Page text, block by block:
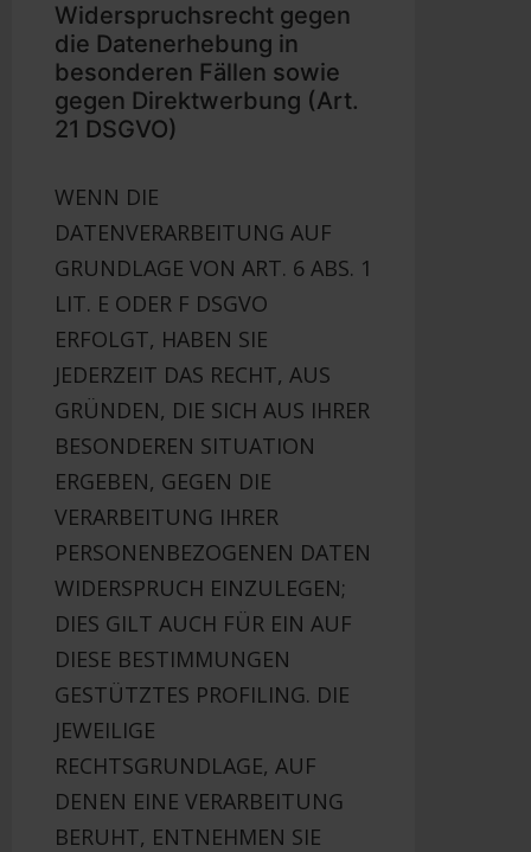
Widerspruchsrecht gegen
die Datenerhebung in
besonderen Fällen sowie
gegen Direktwerbung (Art.
21 DSGVO)
WENN DIE
DATENVERARBEITUNG AUF
GRUNDLAGE VON ART. 6 ABS. 1
LIT. E ODER F DSGVO
ERFOLGT, HABEN SIE
JEDERZEIT DAS RECHT, AUS
GRÜNDEN, DIE SICH AUS IHRER
BESONDEREN SITUATION
ERGEBEN, GEGEN DIE
VERARBEITUNG IHRER
PERSONENBEZOGENEN DATEN
WIDERSPRUCH EINZULEGEN;
DIES GILT AUCH FÜR EIN AUF
DIESE BESTIMMUNGEN
GESTÜTZTES PROFILING. DIE
JEWEILIGE
RECHTSGRUNDLAGE, AUF
DENEN EINE VERARBEITUNG
BERUHT, ENTNEHMEN SIE